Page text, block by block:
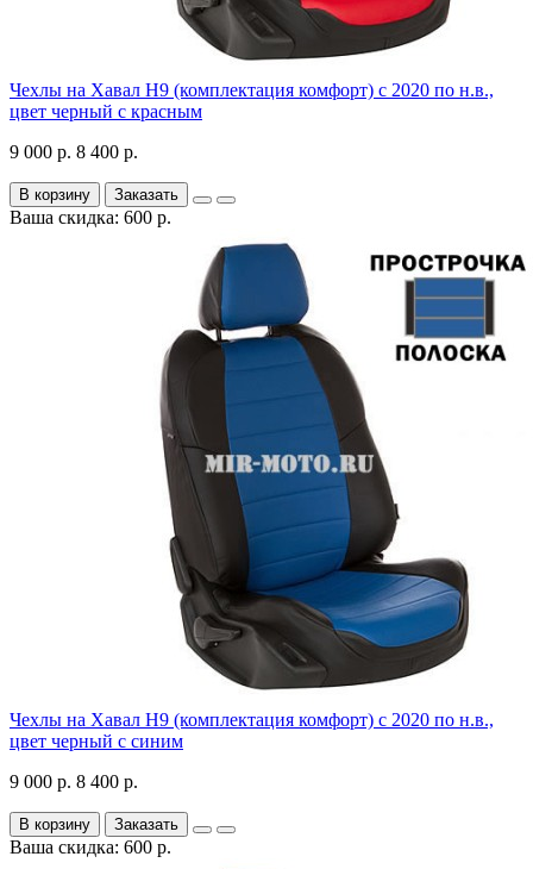
Чехлы на Хавал H9 (комплектация комфорт) с 2020 по н.в.,
цвет черный с красным
9 000 р. 8 400 р.
В корзину Заказать
Ваша скидка: 600 р.
Чехлы на Хавал H9 (комплектация комфорт) с 2020 по н.в.,
цвет черный с синим
9 000 р. 8 400 р.
В корзину Заказать
Ваша скидка: 600 р.